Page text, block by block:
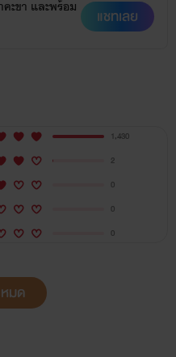
ะขา และพร้อม
แชทเลย
1,430
2
0
0
0
มด